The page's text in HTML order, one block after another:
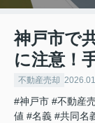
神戸市で
に注意！
不動産売却
#神戸市 #不動産
値 #名義 #共同名